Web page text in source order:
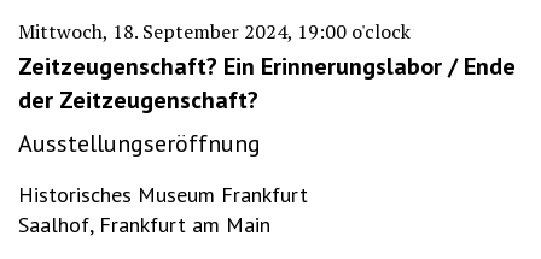
Mittwoch, 18. September 2024, 19:00 o'clock
Zeitzeugenschaft? Ein Erinnerungslabor / Ende
der Zeitzeugenschaft?
Ausstellungseröffnung
Historisches Museum Frankfurt
Saalhof, Frankfurt am Main